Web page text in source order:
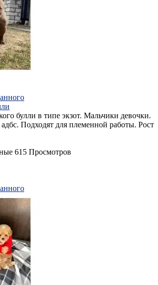
булли в типе экзот. Мальчики девочки.
Подходят для племенной работы. Рост
615 Просмотров